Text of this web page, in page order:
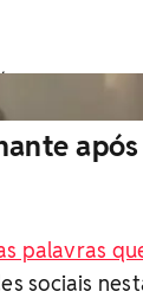
palavras
sociais